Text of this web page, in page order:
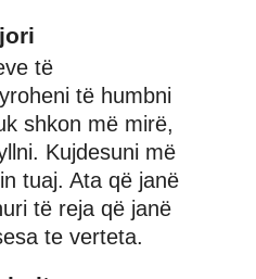
të
të humbni
shkon më mirë,
Kujdesuni më
tuaj. Ata që janë
të reja që janë
te verteta.